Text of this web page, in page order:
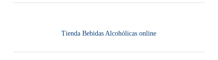
Tienda Bebidas Alcohólicas online